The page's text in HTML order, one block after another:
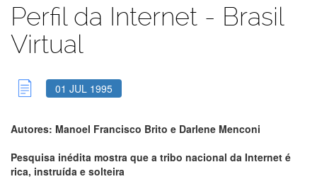
Perfil da Internet - Brasil
Virtual
01 JUL 1995
Autores: Manoel Francisco Brito e Darlene Menconi
Pesquisa inédita mostra que a tribo nacional da Internet é
rica, instruída e solteira